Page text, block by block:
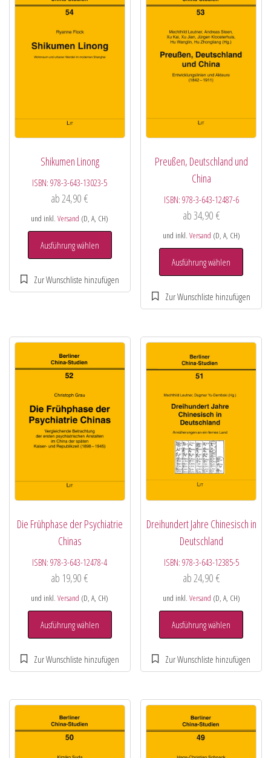
Shikumen Linong
ISBN:978-3-643-13023-5
ab 24,90€
und inkl.Versand (D, A, CH)
Ausführung wählen
Preußen, Deutschland und
China
ISBN: 978-3-643-12487-6
ab34,90 €
und inkl. Versand (D, A, CH)
Ausführung wählen
Die Frühphase der Psychiatrie
Chinas
ISBN:978-3-643-12478-4
ab 19,90€
und inkl.Versand (D, A, CH)
Ausführung wählen
Dreihundert Jahre Chinesisch in
Deutschland
ISBN: 978-3-643-12385-5
ab24,90 €
und inkl. Versand (D, A, CH)
Ausführung wählen